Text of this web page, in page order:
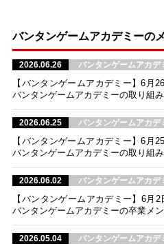
バンタンゲームアカデミーの
2026.06.26 バンタンゲームアカデ
【バンタンゲームアカデミー】6月
バンタンゲームアカデミーの取り組
2026.06.25 バンタンゲームアカデ
【バンタンゲームアカデミー】6月
バンタンゲームアカデミーの取り組
2026.06.02 バンタンゲームアカデ
【バンタンゲームアカデミー】6月
バンタンゲームアカデミーの卒業メ
2026.05.04 バンタンゲームアカデ